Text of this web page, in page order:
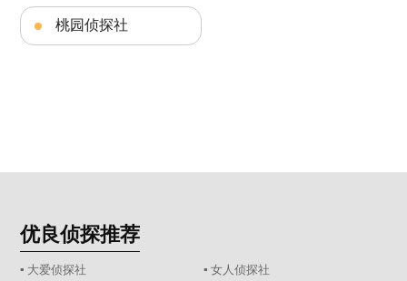
桃园侦探社
优良侦探推荐
▪ 大爱侦探社
▪ 女人侦探社